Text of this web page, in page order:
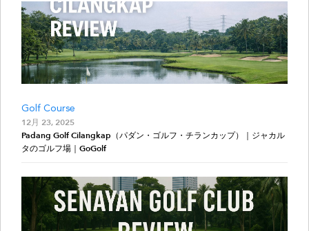
Golf Course
12月 23, 2025
Padang Golf Cilangkap（パダン・ゴルフ・チランカップ）｜ジャカル
タのゴルフ場｜GoGolf